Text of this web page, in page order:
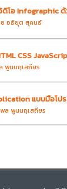
โอ Infographic
ย อธิยุต สุคนธ์
CSS
พูนนฤเสถียร
แบบมือโป
ล พูนนฤเสถียร